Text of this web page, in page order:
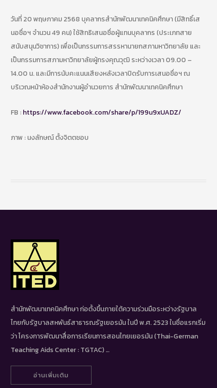
วันที่ 20 พฤษภาคม 2568 บุคลากรสำนักพัฒนาเทคนิคศึกษา (มีสิทธิ์เส
นอชื่อฯ จำนวน 49 คน) ใช้สิทธิเสนอชื่อผู้แทนบุคลากร (ประเภทสาย
สนับสนุนวิชาการ) เพื่อเป็นกรรมการสรรหานายกสภามหาวิทยาลัย และ
เป็นกรรมการสภามหาวิทยาลัยผู้ทรงคุณวุฒิ ระหว่างเวลา 09.00 –
14.00 น. และมีการนับคะแนนเสียงหลังเวลาปิดรับการเสนอชื่อฯ ณ
บริเวณหน้าห้องสำนักงานผู้อำนวยการ สำนักพัฒนาเทคนิคศึกษา
FB :https://www.facebook.com/share/p/199u9xUADZ/
ภาพ : นงลักษณ์ ตั้งจิตตชอบ
สำนักพัฒนาเทคนิคศึกษา ก่อตั้งขึ้นภายใต้ความร่วมมือระหว่างรัฐบาล
ไทยกับรัฐบาลสหพันธ์สาธารณรัฐเยอรมัน ในปี พ.ศ. 2523 ในชื่อแรกเริ่ม
ว่า โครงการพัฒนาสื่อการเรียนการสอนไทยเยอรมัน (Thai-German
Teaching Aids Center : TGTAC) …
อ่านเพิ่มเติม